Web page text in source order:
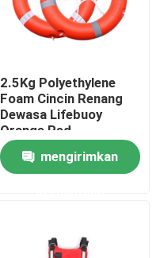
2.5Kg Polyethylene
Foam Cincin Renang
Dewasa Lifebuoy
Orange Red
mengirimkan